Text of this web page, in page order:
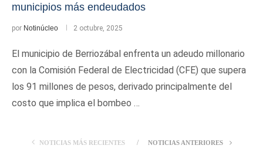
municipios más endeudados
por Notinúcleo 2 octubre, 2025
El municipio de Berriozábal enfrenta un adeudo millonario
con la Comisión Federal de Electricidad (CFE) que supera
los 91 millones de pesos, derivado principalmente del
costo que implica el bombeo …
NOTICIAS MÁS RECIENTES NOTICIAS ANTERIORES